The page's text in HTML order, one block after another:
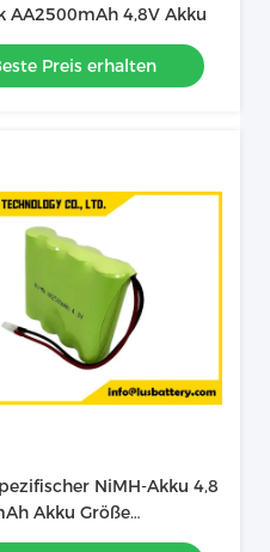
AA2500mAh 4,8V Akku
Preis erhalten
NiMH-Akku 4,8
Akku Größe
Akku OEM